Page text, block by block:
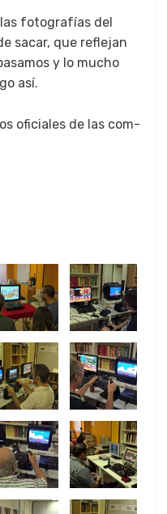
fotografías del
sacar, que refle­jan
y lo mucho
así.
ofi­ciales de las com­